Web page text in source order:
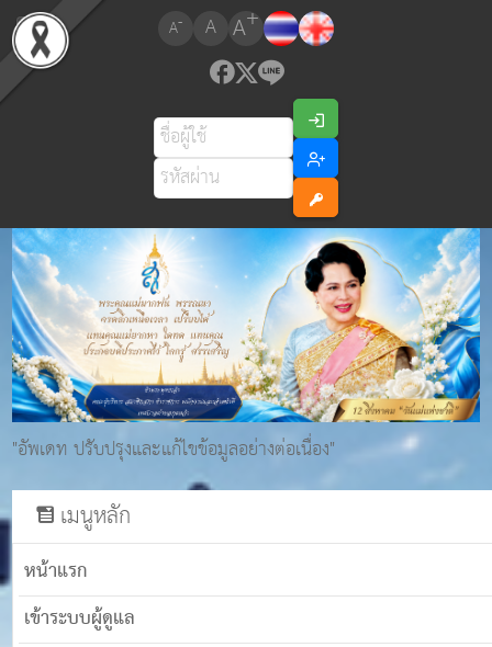
A- A A+
"อัพเดท ปรับปรุงและแก้ไขข้อมูลอย่างต่อเนื่อง"
เมนูหลัก
หน้าแรก
เข้าระบบผู้ดูแล